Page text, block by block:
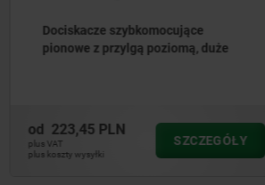
Dociskacze szybkomocujące
pionowe z przylgą poziomą, duże
od 223,45 PLN
plus VAT
plus koszty wysyłki
SZCZEGÓŁY